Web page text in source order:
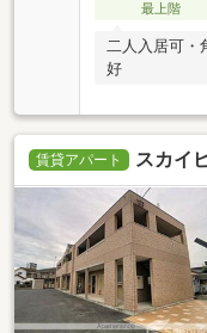
最上階
二人入居可・
好
賃貸アパート スカイ